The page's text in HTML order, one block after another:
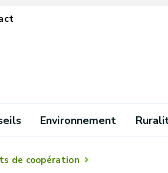
Environnement
de coopération